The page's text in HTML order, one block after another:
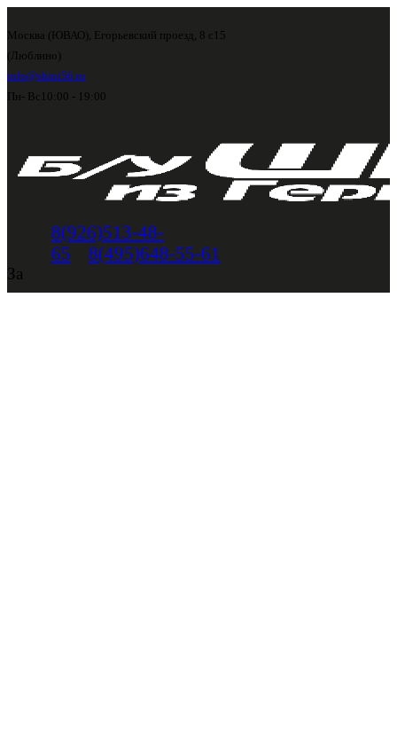
Москва (ЮВАО), Егорьевский проезд, 8 с15
(Люблино)
info@shini56.ru
Пн- Вс 10:00 - 19:00
8(926)513-48-
65
8(495)648-55-61
За